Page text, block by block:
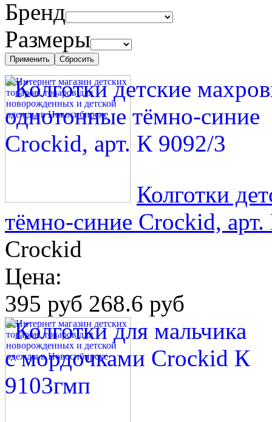
Бренд
Размеры
Колготки
тёмно-синие Crockid,
Crockid
Цена:
395 руб 268.6 руб